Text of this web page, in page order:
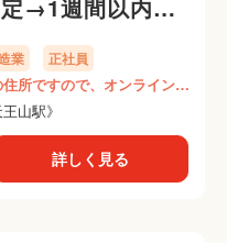
→1週間以内入
！】社宅家賃補
り♪（1R個室ア
ト）
ABJO1C》
業 正社員
所ですので、オンライン面
山駅》
詳しく見る